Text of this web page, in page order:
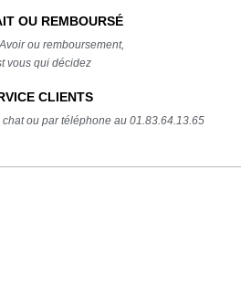
OU REMBOURSÉ
ou remboursement,
vous qui décidez
CLIENTS
ou par téléphone au 01.83.64.13.65